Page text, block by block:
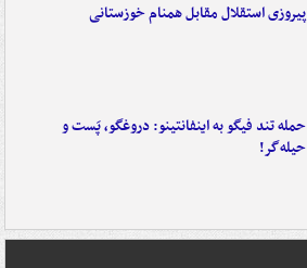
پیروزی استقلال مقابل همنام خوزستانی
حمله تند فیگو به اینفانتینو: دروغگو، پَست‌ و
حیله‌گر!